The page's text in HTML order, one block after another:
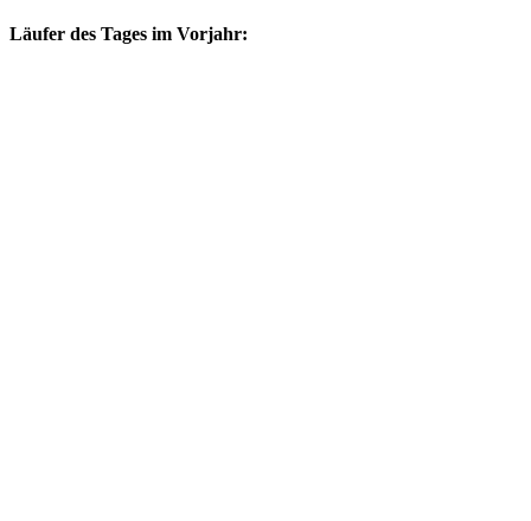
Läufer des Tages im Vorjahr: